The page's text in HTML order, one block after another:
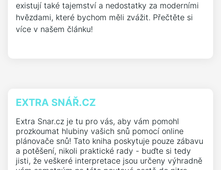
existují také tajemství a nedostatky za moderními
hvězdami, které bychom měli zvážit. Přečtěte si
více v našem článku!
EXTRA SNÁŘ.CZ
Extra Snar.cz je tu pro vás, aby vám pomohl
prozkoumat hlubiny vašich snů pomocí online
plánovače snů! Tato kniha poskytuje pouze zábavu
a potěšení, nikoli praktické rady - buďte si tedy
jisti, že veškeré interpretace jsou určeny výhradně